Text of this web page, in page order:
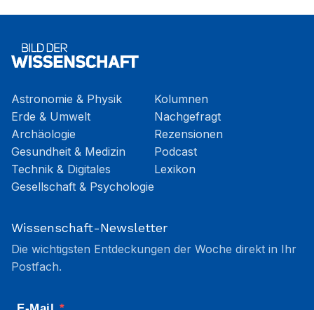
Astronomie & Physik
Erde & Umwelt
Archäologie
Gesundheit & Medizin
Technik & Digitales
Gesellschaft & Psychologie
Kolumnen
Nachgefragt
Rezensionen
Podcast
Lexikon
Wissenschaft-Newsletter
Die wichtigsten Entdeckungen der Woche direkt in Ihr
Postfach.